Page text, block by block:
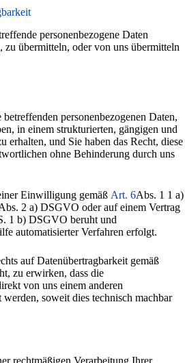
personenbezogene Daten
zu übermitteln, oder von uns übermitteln
personenbezogenen Daten,
in einem strukturierten, gängigen und
erhalten, und Sie haben das Recht, diese
ohne Behinderung durch uns
Einwilligung gemäß Art. 6Abs. 1 1 a)
2 a) DSGVO oder auf einem Vertrag
1 b) DSGVO beruht und
automatisierter Verfahren erfolgt.
auf Datenübertragbarkeit gemäß
zu erwirken, dass die
von uns einem anderen
soweit dies technisch machbar